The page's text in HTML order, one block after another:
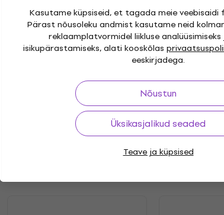
Kasutame küpsiseid, et tagada meie veebisaidi
Pärast nõusoleku andmist kasutame neid
reklaamplatvormidel liikluse
isikupärastamiseks, alati kooskõlas
eeskirjadega.
Nõustun
Üksikasjalikud seaded
Teave ja küpsised
12" Genre